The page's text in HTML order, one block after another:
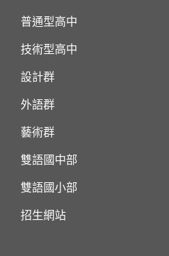
普通型高中
技術型高中
設計群
外語群
藝術群
雙語國中部
雙語國小部
招生網站